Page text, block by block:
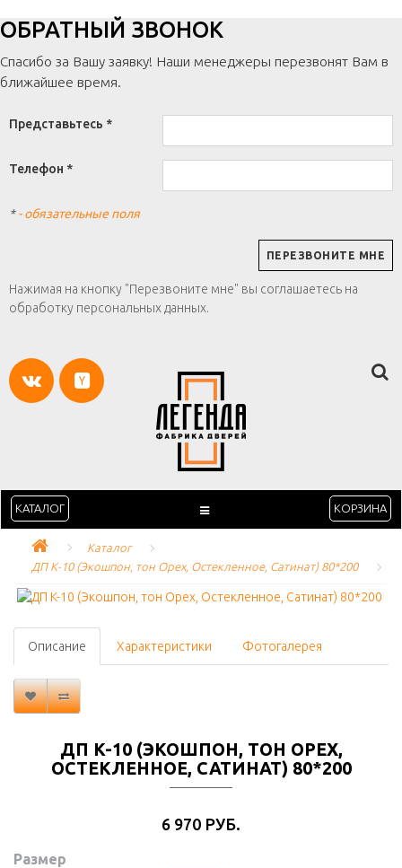
ОБРАТНЫЙ ЗВОНОК
Спасибо за Вашу заявку! Наши менеджеры перезвонят Вам в
ближайшее время.
Представьтесь *
Телефон *
*- обязательные поля
Нажимая на кнопку "Перезвоните мне" вы соглашаетесь на
обработку персональных данных.
КАТАЛОГ КОРЗИНА
Каталог
ДП K-10 (Экошпон, тон Орех, Остекленное, Сатинат) 80*200
Описание Характеристики Фотогалерея
ДП K-10 (ЭКОШПОН, ТОН ОРЕХ,
ОСТЕКЛЕННОЕ, САТИНАТ) 80*200
6 970 РУБ.
Размер